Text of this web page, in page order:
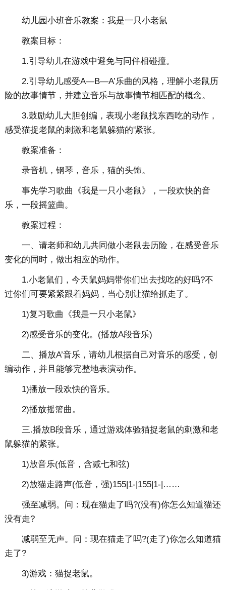
幼儿园小班音乐教案：我是一只小老鼠
教案目标：
1.引导幼儿在游戏中避免与同伴相碰撞。
2.引导幼儿感受A—B—A’乐曲的风格，理解小老鼠历
险的故事情节，并建立音乐与故事情节相匹配的概念。
3.鼓励幼儿大胆创编，表现小老鼠找东西吃的动作，
感受猫捉老鼠的刺激和老鼠躲猫的'紧张。
教案准备：
录音机，钢琴，音乐，猫的头饰。
事先学习歌曲《我是一只小老鼠》，一段欢快的音
乐，一段摇篮曲。
教案过程：
一、请老师和幼儿共同做小老鼠去历险，在感受音乐
变化的同时，做出相应的动作。
1.小老鼠们，今天鼠妈妈带你们出去找吃的好吗?不
过你们可要紧紧跟着妈妈，当心别让猫给抓走了。
1)复习歌曲《我是一只小老鼠》
2)感受音乐的变化。(播放A段音乐)
二、播放A’音乐，请幼儿根据自己对音乐的感受，创
编动作，并且能够完整地表演动作。
1)播放一段欢快的音乐。
2)播放摇篮曲。
三.播放B段音乐，通过游戏体验猫捉老鼠的刺激和老
鼠躲猫的紧张。
1)放音乐(低音，含减七和弦)
2)放猫走路声(低音，强)155|1-|155|1-|……
强至减弱。问：现在猫走了吗?(没有)你怎么知道猫还
没有走?
减弱至无声。问：现在猫走了吗?(走了)你怎么知道猫
走了?
3)游戏：猫捉老鼠。